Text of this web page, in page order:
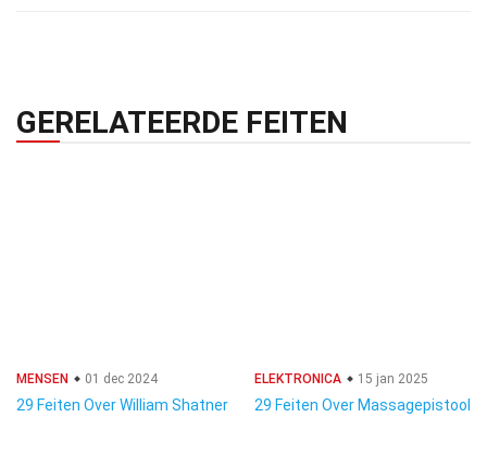
GERELATEERDE FEITEN
MENSEN 01 dec 2024
29 Feiten Over William Shatner
ELEKTRONICA 15 jan 2025
29 Feiten Over Massagepistool